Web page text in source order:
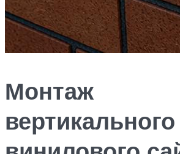
Монтаж
вертикального